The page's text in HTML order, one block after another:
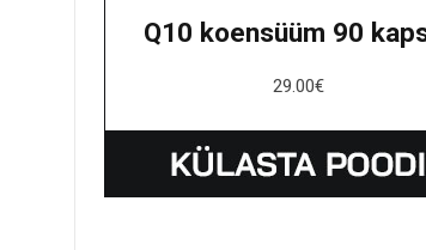
Q10 koensüüm 90
29.00€